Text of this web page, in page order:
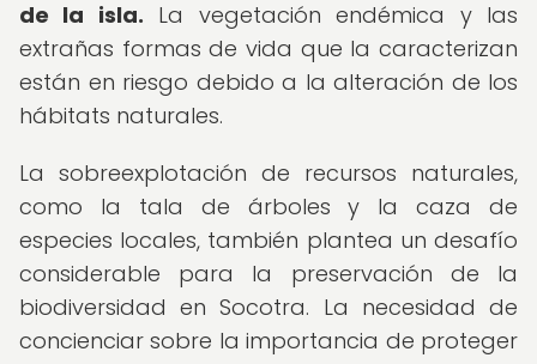
de la isla. La vegetación endémica y las
extrañas formas de vida que la caracterizan
están en riesgo debido a la alteración de los
hábitats naturales.
La sobreexplotación de recursos naturales,
como la tala de árboles y la caza de
especies locales, también plantea un desafío
considerable para la preservación de la
biodiversidad en Socotra. La necesidad de
concienciar sobre la importancia de proteger